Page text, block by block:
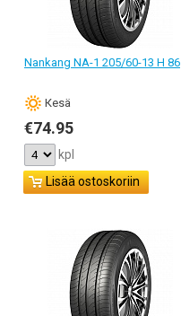
Nankang NA-1 205/60-13 H 86
Кesä
€74.95
kpl
Lisää ostoskoriin